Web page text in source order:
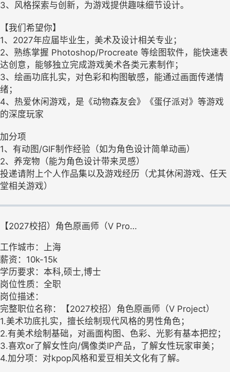
3、风格探索与创新，为游戏提供趣味细节设计。
【我们希望你】
1、2027年应届毕业生，美术及设计相关专业；
2、熟练掌握 Photoshop/Procreate 等绘图软件，能快速表
达创意，能够独立完成游戏美术各类元素制作；
3、绘画功底扎实，对色彩和构图敏感，能通过画面传递情
绪；
4、热爱休闲游戏，是《动物森友会》《蛋仔派对》等游戏
的深度玩家
加分项
1、有动图/GIF制作经验（如为角色设计简单动画）
2、养宠物（能为角色设计带来灵感）
投递请附上个人作品集以及游戏经历（尤其休闲游戏、任天
堂相关游戏）
【2027校招）角色原画师（V Pro…
工作城市：上海
薪资：10k-15k
学历要求：本科,硕士,博士
岗位性质：全职
岗位描述：
完整职位名称：【2027校招）角色原画师（V Project）
1.美术功底扎实，擅长绘制现代风格的男性角色；
2.有美术绘制基础，对画面构图、色彩、光影有基本把控；
3.喜欢or了解女性向/偶像类IP产品，了解女性玩家审美；
4.加分项：对kpop风格和爱豆相关文化有了解。